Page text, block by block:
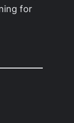
for